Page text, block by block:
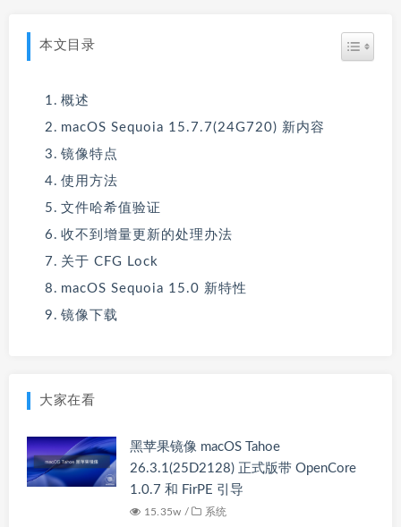
本文目录
概述
macOS Sequoia 15.7.7(24G720) 新内容
镜像特点
使用方法
文件哈希值验证
收不到增量更新的处理办法
关于 CFG Lock
macOS Sequoia 15.0 新特性
镜像下载
大家在看
黑苹果镜像 macOS Tahoe
26.3.1(25D2128) 正式版带 OpenCore
1.0.7 和 FirPE 引导
15.35w / 系统